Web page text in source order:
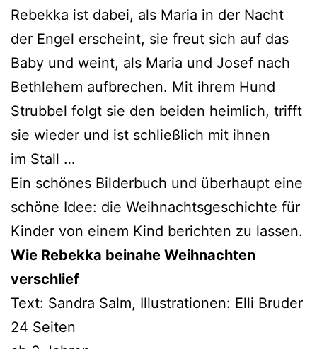
Rebekka ist dabei, als Maria in der Nacht
der Engel erscheint, sie freut sich auf das
Baby und weint, als Maria und Josef nach
Bethlehem auf­bre­chen. Mit ihrem Hund
Strubbel folgt sie den bei­den heim­lich, trifft
sie wie­der und ist schließ­lich mit ihnen
im Stall …
Ein schö­nes Bilderbuch und über­haupt eine
schö­ne Idee: die Weihnachtsgeschichte für
Kinder von einem Kind berich­ten zu lassen.
Wie Rebekka bei­na­he Weihnachten
verschlief
Text: Sandra Salm, Illustrationen: Elli Bruder
24 Seiten